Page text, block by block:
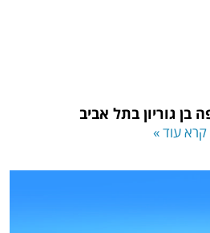
בן גוריון בתל אביב
קרא עוד »